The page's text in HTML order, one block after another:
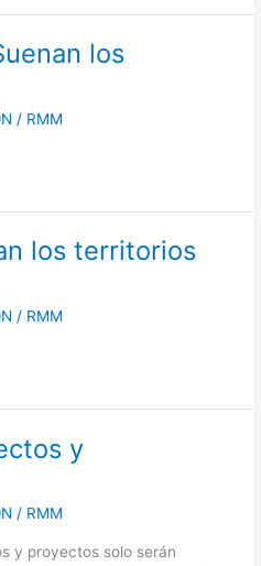
los
/ RMM
los territorios
/ RMM
y
/ RMM
y proyectos solo serán